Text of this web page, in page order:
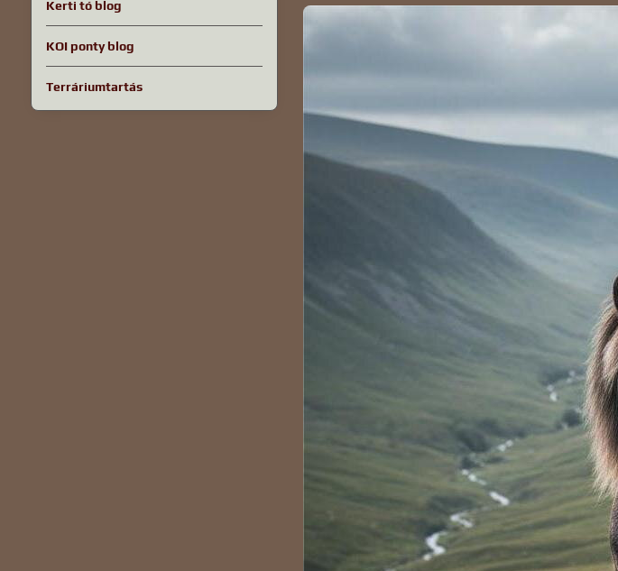
Kerti tó blog
KOI ponty blog
Terráriumtartás